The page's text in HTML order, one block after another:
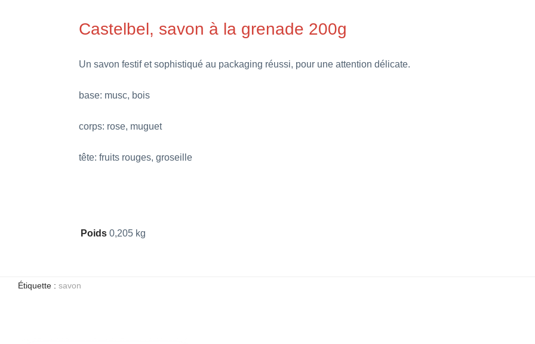
Castelbel, savon à la grenade 200g
Un savon festif et sophistiqué au packaging réussi, pour une attention délicate.
base: musc, bois
corps: rose, muguet
tête: fruits rouges, groseille
Poids 0,205 kg
Étiquette : savon